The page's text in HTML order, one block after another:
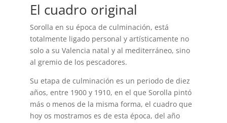
El cuadro original
Sorolla en su época de culminación, está
totalmente ligado personal y artísticamente no
solo a su Valencia natal y al mediterráneo, sino
al gremio de los pescadores.
Su etapa de culminación es un periodo de diez
años, entre 1900 y 1910, en el que Sorolla pintó
más o menos de la misma forma, el cuadro que
hoy os mostramos es de esta época, del año